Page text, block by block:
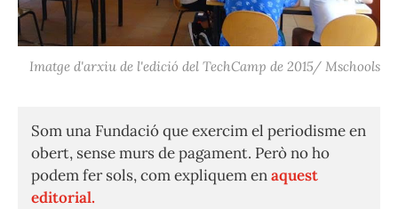
Imatge d'arxiu de l'edició del TechCamp de 2015/ Mschools
Som una Fundació que exercim el periodisme en
obert, sense murs de pagament. Però no ho
podem fer sols, com expliquem enaquest
editorial.